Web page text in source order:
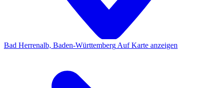
Bad Herrenalb, Baden-Württemberg Auf Karte anzeigen